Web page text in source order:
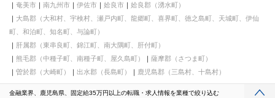
奄美市
南九州市 伊佐市 姶良市
姶良郡（湧水町）
大島郡（大和村、宇検村、瀬戸内町、龍郷町、喜界町、徳之島町、天城町、伊仙
町、和泊町、知名町、与論町）
肝属郡（東串良町、錦江町、南大隅町、肝付町）
熊毛郡（中種子町、南種子町、屋久島町）
薩摩郡（さつま町）
曽於郡（大崎町）
出水郡（長島町） 鹿児島郡（三島村、十島村）
金融業界、鹿児島県、固定給35万円以上の転職・求人情報を業種で絞り込む